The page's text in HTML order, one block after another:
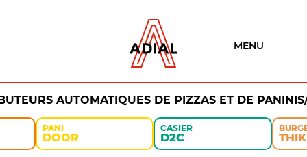
MENU
AUTOMATIQUES DE PIZZAS ET DE
PANI
DOOR
CASIER
D2C THIK